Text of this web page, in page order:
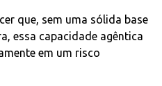
que, sem uma sólida base
essa capacidade agêntica
em um risco